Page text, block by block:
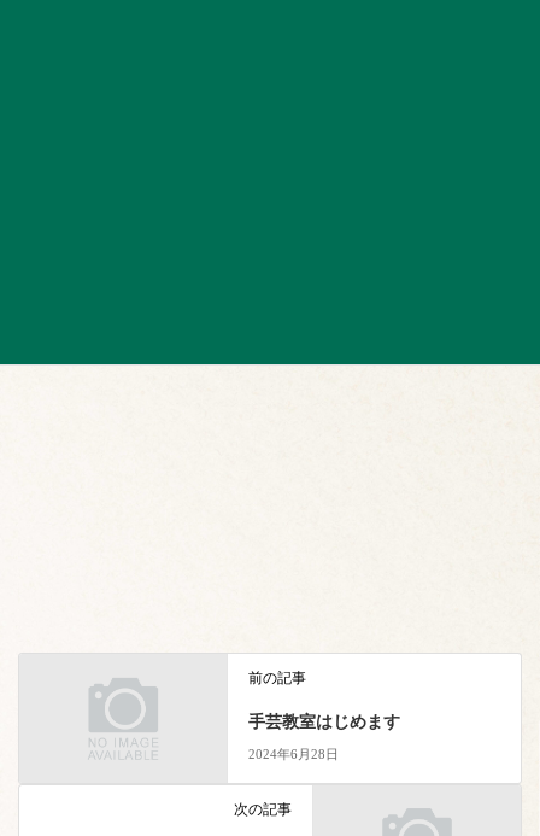
前の記事
手芸教室はじめます
2024年6月28日
次の記事